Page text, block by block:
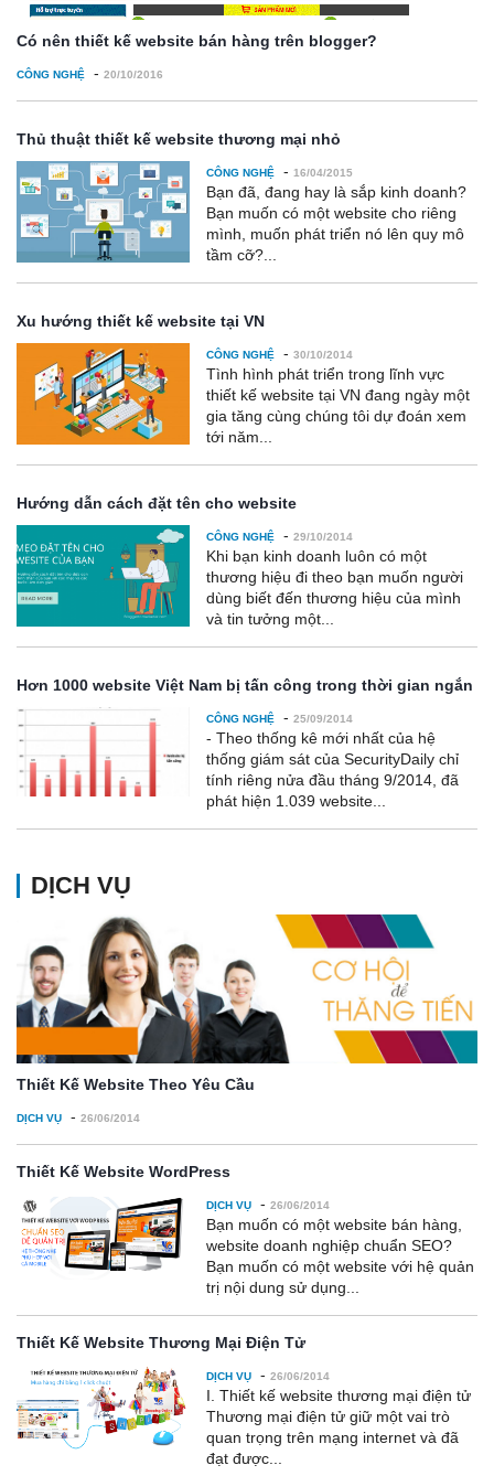
Có nên thiết kế website bán hàng trên blogger?
CÔNG NGHỆ - 20/10/2016
Thủ thuật thiết kế website thương mại nhỏ
CÔNG NGHỆ - 16/04/2015
Bạn đã, đang hay là sắp kinh doanh?
Bạn muốn có một website cho riêng
mình, muốn phát triển nó lên quy mô
tầm cỡ?...
Xu hướng thiết kế website tại VN
CÔNG NGHỆ - 30/10/2014
Tình hình phát triển trong lĩnh vực
thiết kế website tại VN đang ngày một
gia tăng cùng chúng tôi dự đoán xem
tới năm...
Hướng dẫn cách đặt tên cho website
CÔNG NGHỆ - 29/10/2014
Khi bạn kinh doanh luôn có một
thương hiệu đi theo bạn muốn người
dùng biết đến thương hiệu của mình
và tin tưởng một...
Hơn 1000 website Việt Nam bị tấn công trong thời gian ngắn
CÔNG NGHỆ - 25/09/2014
- Theo thống kê mới nhất của hệ
thống giám sát của SecurityDaily chỉ
tính riêng nửa đầu tháng 9/2014, đã
phát hiện 1.039 website...
DỊCH VỤ
Thiết Kế Website Theo Yêu Cầu
DỊCH VỤ - 26/06/2014
Thiết Kế Website WordPress
DỊCH VỤ - 26/06/2014
Bạn muốn có một website bán hàng,
website doanh nghiệp chuẩn SEO?
Bạn muốn có một website với hệ quản
trị nội dung sử dụng...
Thiết Kế Website Thương Mại Điện Tử
DỊCH VỤ - 26/06/2014
I. Thiết kế website thương mại điện tử
Thương mại điện tử giữ một vai trò
quan trọng trên mạng internet và đã
đạt được...